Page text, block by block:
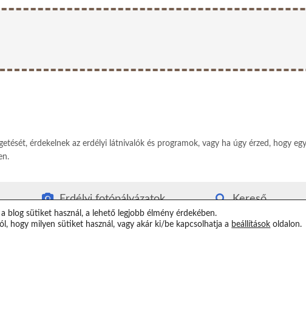
érdekelnek az erdélyi látnivalók és programok, vagy ha úgy érzed, hogy
Erdélyi fotópályázatok
Erdély kvízjáték
Kereső
Rólam
a blog sütiket használ, a lehető legjobb élmény érdekében.
hogy milyen sütiket használ, vagy akár ki/be kapcsolhatja a beállítások oldalon.